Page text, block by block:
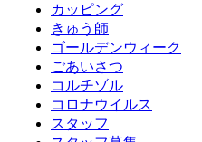
カッピング
きゅう師
ゴールデンウィーク
ごあいさつ
コルチゾル
コロナウイルス
スタッフ